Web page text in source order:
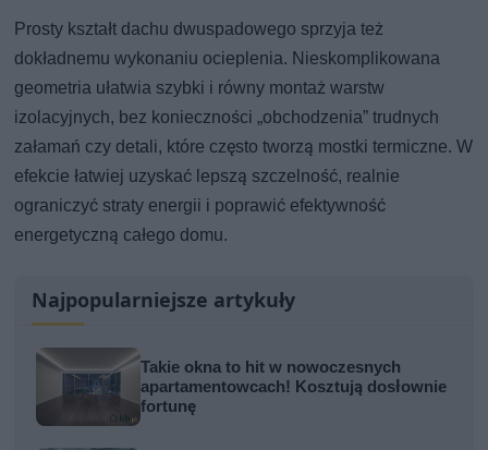
Prosty kształt dachu dwuspadowego sprzyja też
dokładnemu wykonaniu ocieplenia. Nieskomplikowana
geometria ułatwia szybki i równy montaż warstw
izolacyjnych, bez konieczności „obchodzenia” trudnych
załamań czy detali, które często tworzą mostki termiczne. W
efekcie łatwiej uzyskać lepszą szczelność, realnie
ograniczyć straty energii i poprawić efektywność
energetyczną całego domu.
Najpopularniejsze artykuły
Takie okna to hit w nowoczesnych
apartamentowcach! Kosztują dosłownie
fortunę